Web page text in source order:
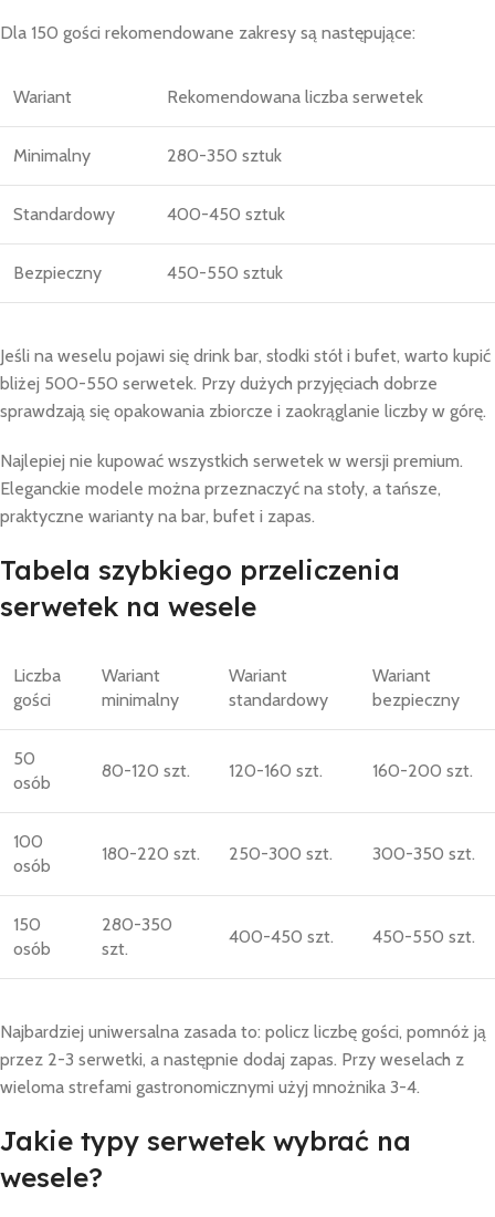
Dla 150 gości rekomendowane zakresy są następujące:
Wariant Rekomendowana liczba serwetek
Minimalny 280-350 sztuk
Standardowy 400-450 sztuk
Bezpieczny 450-550 sztuk
Jeśli na weselu pojawi się drink bar, słodki stół i bufet, warto kupić
bliżej 500-550 serwetek. Przy dużych przyjęciach dobrze
sprawdzają się opakowania zbiorcze i zaokrąglanie liczby w górę.
Najlepiej nie kupować wszystkich serwetek w wersji premium.
Eleganckie modele można przeznaczyć na stoły, a tańsze,
praktyczne warianty na bar, bufet i zapas.
Tabela szybkiego przeliczenia
serwetek na wesele
Liczba
gości
Wariant
minimalny
Wariant
standardowy
Wariant
bezpieczny
50
osób
80-120 szt. 120-160 szt. 160-200 szt.
100
osób
180-220 szt. 250-300 szt. 300-350 szt.
150
osób
280-350
szt.
400-450 szt. 450-550 szt.
Najbardziej uniwersalna zasada to: policz liczbę gości, pomnóż ją
przez 2-3 serwetki, a następnie dodaj zapas. Przy weselach z
wieloma strefami gastronomicznymi użyj mnożnika 3-4.
Jakie typy serwetek wybrać na
wesele?